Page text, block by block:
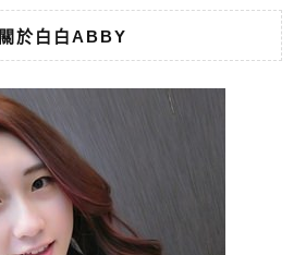
關於白白ABBY